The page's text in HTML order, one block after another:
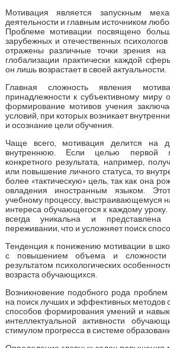
Мотивация является запускным
деятельности и главным источником
Проблеме мотивации посвящено
зарубежных и отечественных
отражены различные точки зрения
глобализации практически каждой
он лишь возрастает в своей актуальности.
Главная сложность явления
принадлежности к субъективному миру
формирование мотивов учения
условий, при которых возникает
и осознание цели обучения.
Чаще всего, мотивация делится на
внутреннюю. Если целью первой
конкретного результата, например,
или повышение личного статуса, то
более «тактическую» цель, так как она
овладения иностранным языком.
учебному процессу, выстраивающемуся
интереса обучающегося к каждому
всегда уникальна и представлена
переживании, что и усложняет поиск
Тенденция к понижению мотивации в
с повышением объема и сложности
результатом психологических
возраста обучающихся.
Возникновение подобного рода
на поиск лучших и эффективных методов
способов формирования умений и
интеллектуальной активности
стимулом прогресса в системе